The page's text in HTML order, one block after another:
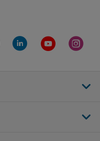
Facebook de Allianz
sur la page Twitter de
Aller sur la page
Aller sur la
Aller